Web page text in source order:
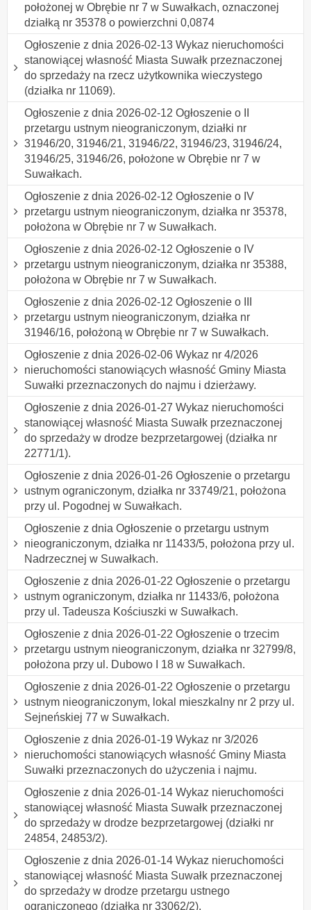
położonej w Obrębie nr 7 w Suwałkach, oznaczonej
działką nr 35378 o powierzchni 0,0874
Ogłoszenie z dnia 2026-02-13 Wykaz nieruchomości
stanowiącej własność Miasta Suwałk przeznaczonej
do sprzedaży na rzecz użytkownika wieczystego
(działka nr 11069).
Ogłoszenie z dnia 2026-02-12 Ogłoszenie o II
przetargu ustnym nieograniczonym, działki nr
31946/20, 31946/21, 31946/22, 31946/23, 31946/24,
31946/25, 31946/26, położone w Obrębie nr 7 w
Suwałkach.
Ogłoszenie z dnia 2026-02-12 Ogłoszenie o IV
przetargu ustnym nieograniczonym, działka nr 35378,
położona w Obrębie nr 7 w Suwałkach.
Ogłoszenie z dnia 2026-02-12 Ogłoszenie o IV
przetargu ustnym nieograniczonym, działka nr 35388,
położona w Obrębie nr 7 w Suwałkach.
Ogłoszenie z dnia 2026-02-12 Ogłoszenie o III
przetargu ustnym nieograniczonym, działka nr
31946/16, położoną w Obrębie nr 7 w Suwałkach.
Ogłoszenie z dnia 2026-02-06 Wykaz nr 4/2026
nieruchomości stanowiących własność Gminy Miasta
Suwałki przeznaczonych do najmu i dzierżawy.
Ogłoszenie z dnia 2026-01-27 Wykaz nieruchomości
stanowiącej własność Miasta Suwałk przeznaczonej
do sprzedaży w drodze bezprzetargowej (działka nr
22771/1).
Ogłoszenie z dnia 2026-01-26 Ogłoszenie o przetargu
ustnym ograniczonym, działka nr 33749/21, położona
przy ul. Pogodnej w Suwałkach.
Ogłoszenie z dnia Ogłoszenie o przetargu ustnym
nieograniczonym, działka nr 11433/5, położona przy ul.
Nadrzecznej w Suwałkach.
Ogłoszenie z dnia 2026-01-22 Ogłoszenie o przetargu
ustnym ograniczonym, działka nr 11433/6, położona
przy ul. Tadeusza Kościuszki w Suwałkach.
Ogłoszenie z dnia 2026-01-22 Ogłoszenie o trzecim
przetargu ustnym nieograniczonym, działka nr 32799/8,
położona przy ul. Dubowo I 18 w Suwałkach.
Ogłoszenie z dnia 2026-01-22 Ogłoszenie o przetargu
ustnym nieograniczonym, lokal mieszkalny nr 2 przy ul.
Sejneńskiej 77 w Suwałkach.
Ogłoszenie z dnia 2026-01-19 Wykaz nr 3/2026
nieruchomości stanowiących własność Gminy Miasta
Suwałki przeznaczonych do użyczenia i najmu.
Ogłoszenie z dnia 2026-01-14 Wykaz nieruchomości
stanowiącej własność Miasta Suwałk przeznaczonej
do sprzedaży w drodze bezprzetargowej (działki nr
24854, 24853/2).
Ogłoszenie z dnia 2026-01-14 Wykaz nieruchomości
stanowiącej własność Miasta Suwałk przeznaczonej
do sprzedaży w drodze przetargu ustnego
ograniczonego (działka nr 33062/2).